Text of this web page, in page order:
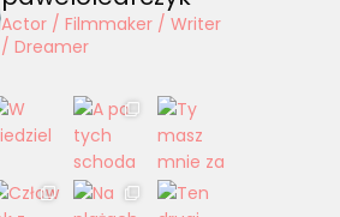
Actor / Filmmaker / Writer
/ Dreamer